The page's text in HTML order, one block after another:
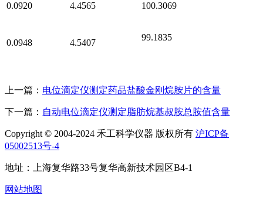
0.0920 4.4565 100.3069
0.0948 4.5407
99.1835
上一篇： 电位滴定仪测定药品盐酸金刚烷胺片的含量
下一篇： 自动电位滴定仪测定脂肪烷基叔胺总胺值含量
Copyright © 2004-2024 禾工科学仪器 版权所有 沪ICP备
05002513号-4
地址：上海复华路33号复华高新技术园区B4-1
网站地图